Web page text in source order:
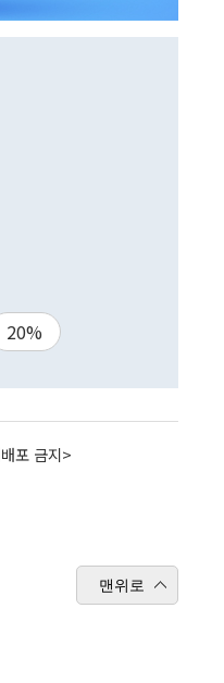
20%
포 금지>
맨위로